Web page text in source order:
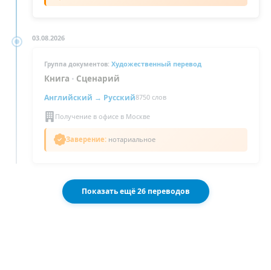
03.08.2026
Группа документов: Художественный перевод
Книга • Сценарий
Английский → Русский8750 слов
Получение в офисе в Москве
Заверение:нотариальное
Показать ещё 26 переводов